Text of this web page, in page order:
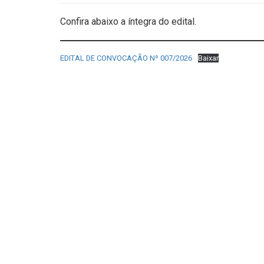
Confira abaixo a íntegra do edital.
EDITAL DE CONVOCAÇÃO Nº 007/2026 Baixar